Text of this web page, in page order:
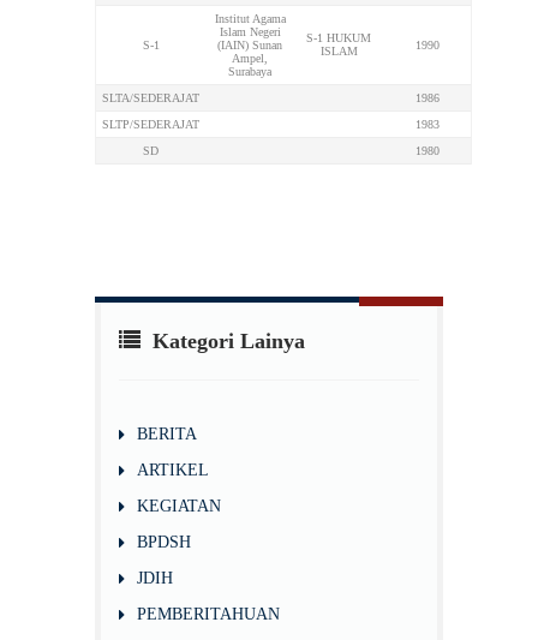
S-1
Institut Agama
Islam Negeri
(IAIN) Sunan
Ampel,
Surabaya
S-1 HUKUM
ISLAM
1990
SLTA/SEDERAJAT
1986
SLTP/SEDERAJAT
1983
SD
1980
Kategori Lainya
BERITA
ARTIKEL
KEGIATAN
BPDSH
JDIH
PEMBERITAHUAN